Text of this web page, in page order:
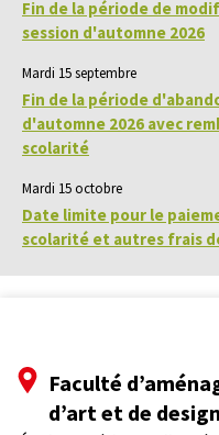
Fin de la période de
session d'automne 2026
Mardi 15 septembre
Fin de la période
d'automne 2026 avec
scolarité
Mardi 15 octobre
Date limite pour le
scolarité et autres frais
Faculté
d’art et de design